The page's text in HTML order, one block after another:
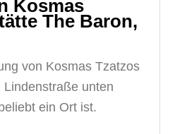
Kosmas
The Baron,
von Kosmas Tzatzos
unten
ein Ort ist.